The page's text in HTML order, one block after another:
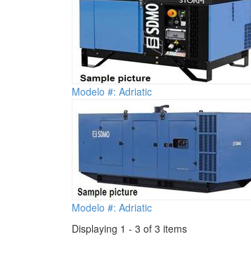
Modelo #: Adriatic
Modelo #: Adriatic
Displaying 1 - 3 of 3 items